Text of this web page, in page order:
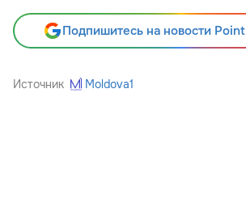
Подпишитесь на новости
Источник Moldova1